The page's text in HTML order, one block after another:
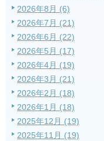
2026年8月 (6)
2026年7月 (21)
2026年6月 (22)
2026年5月 (17)
2026年4月 (19)
2026年3月 (21)
2026年2月 (18)
2026年1月 (18)
2025年12月 (19)
2025年11月 (19)